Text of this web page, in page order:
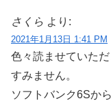
さくら より:
2021年1月13日 1:41 PM
色々読ませていた
すみません。
ソフトバンク6Sか